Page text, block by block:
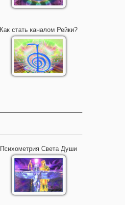
Как стать каналом Рейки?
Психометрия Света Души